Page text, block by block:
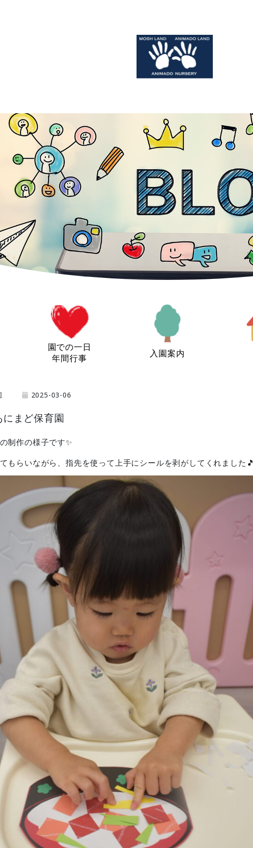
園での一日
年間行事
入園案内
2025-03-06
まど保育園
制作の様子です✨
もらいながら、指先を使って上手にシールを剥がしてくれました🎵